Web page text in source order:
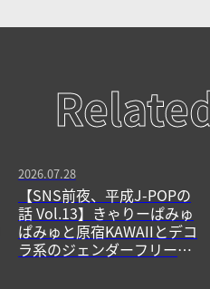
2026.07.28
【SNS前夜、平成J-POPの
話 Vol.13】きゃりーぱみゅ
ぱみゅと原宿KAWAIIとデコ
ラ系のジェンダーフリーな